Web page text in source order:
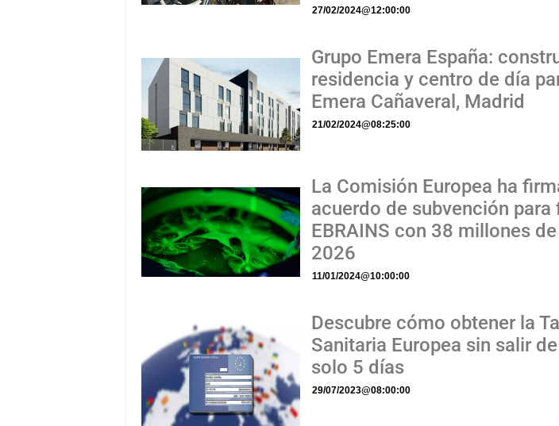
27/02/2024@12:00:00
Grupo Emera España:
residencia y centro de día
Emera Cañaveral, Madrid
21/02/2024@08:25:00
La Comisión Europea ha
acuerdo de subvención para
EBRAINS con 38 millones
2026
11/01/2024@10:00:00
Descubre cómo obtener la
Sanitaria Europea sin salir
solo 5 días
29/07/2023@08:00:00